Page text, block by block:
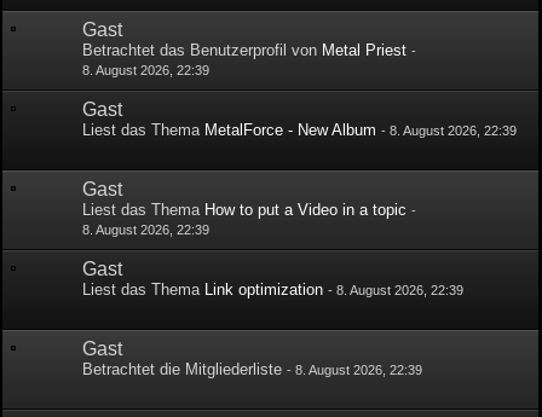
Gast
Betrachtet das Benutzerprofil von Metal Priest -
8. August 2026, 22:39
Gast
Liest das Thema MetalForce - New Album -8. August 2026, 22:39
Gast
Liest das Thema How to put a Video in a topic -
8. August 2026, 22:39
Gast
Liest das Thema Link optimization -8. August 2026, 22:39
Gast
Betrachtet die Mitgliederliste-8. August 2026, 22:39